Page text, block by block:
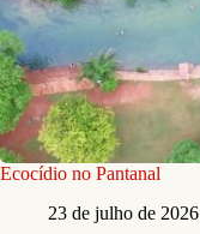
Ecocídio no Pantanal
23 de julho de 2026